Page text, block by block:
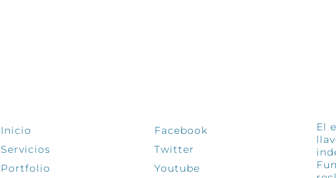
Inicio
Servicios
Portfolio
Facebook
Twitter
Youtube
El